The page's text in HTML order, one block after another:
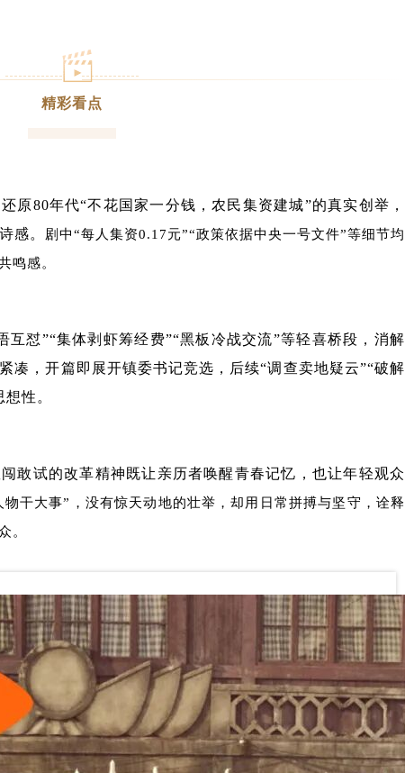
精彩看点
原80年代“不花国家一分钱，农民集资建城”的真实创举，
感。 剧中“每人集资0.17元”“政策依据中央一号文件”等细节均
鸣感。
互怼”“集体剥虾筹经费”“黑板冷战交流”等轻喜桥段，消解
凑，开篇即展开镇委书记竞选，后续“调查卖地疑云”“破解
性。
敢试的改革精神既让亲历者唤醒青春记忆，也让年轻观众
物干大事”，没有惊天动地的壮举，却用日常拼搏与坚守，诠释
。